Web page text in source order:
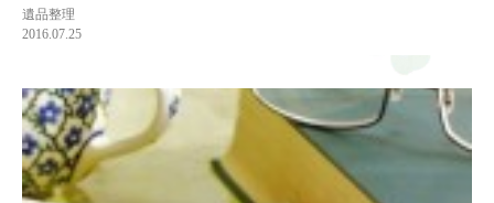
遺品整理
2016.07.25